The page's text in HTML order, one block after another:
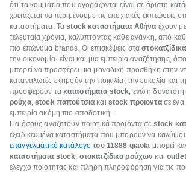
ότι τα κομμάτια που αγοράζονται είναι σε άριστη
χρειάζεται να περιμένουμε τις εποχιακές εκπτώσεις
καταστήματα. Ταstock καταστήματα Αθήνα έχουν
τελευταία χρόνια, καλύπτοντας κάθε ανάγκη, από
πιο επώνυμα brands. Οι επισκέψεις σταστοκατζίδικα
την οικονομία· είναι και μια εμπειρία αναζήτησης,
μπορεί να προσφέρει μια μοναδική προσθήκη στην
καταναλωτές εκτιμούν την ποικιλία, την ευκολία και
προσφέρουν τα καταστήματα stock, ενώ η
ρούχα, stock παπούτσια και stock προιοντασε ένα
εμπειρία ακόμη πιο αποδοτική.
Για όσους αναζητούν ποιοτικά προϊόντα σε stock
εξειδικευμένα καταστήματα που μπορούν να
επαγγελματικό κατάλογο του 11888 giaola μπορεί
καταστήματα stock, στοκατζίδικα ρούχων και
έλεγχο ποιότητας και πλήρη πληροφόρηση για τις